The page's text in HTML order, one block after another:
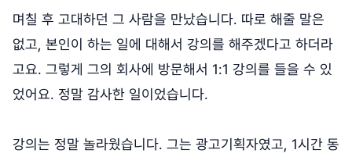
며칠 후 고대하던 그 사람을 만났습니다. 따로 해줄 말은
없고, 본인이 하는 일에 대해서 강의를 해주겠다고 하더라
고요. 그렇게 그의 회사에 방문해서 1:1 강의를 들을 수 있
었어요. 정말 감사한 일이었습니다.
강의는 정말 놀라웠습니다. 그는 광고기획자였고, 1시간 동